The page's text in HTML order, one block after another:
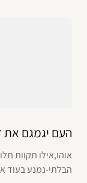
העם יגמגם את
אוהו,אילו תקוות
הבלתי-נמנע בעוד